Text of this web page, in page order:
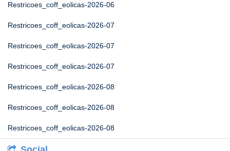
Restricoes_coff_eolicas-2026-06
Restricoes_coff_eolicas-2026-07
Restricoes_coff_eolicas-2026-07
Restricoes_coff_eolicas-2026-07
Restricoes_coff_eolicas-2026-08
Restricoes_coff_eolicas-2026-08
Restricoes_coff_eolicas-2026-08